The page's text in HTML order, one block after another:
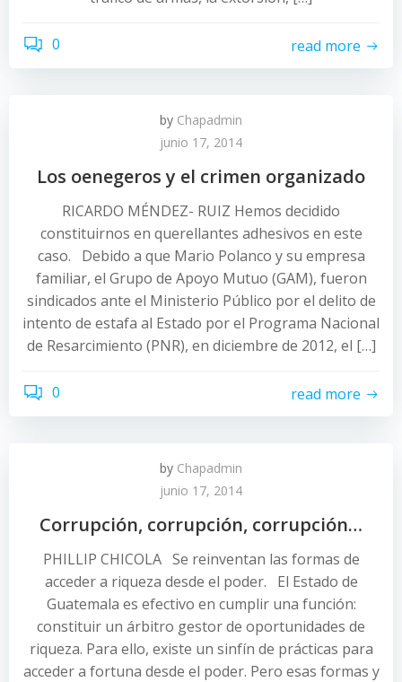
0 read more
by Chapadmin
junio 17, 2014
Los oenegeros y el crimen organizado
RICARDO MÉNDEZ- RUIZ Hemos decidido
constituirnos en querellantes adhesivos en este
caso. Debido a que Mario Polanco y su empresa
familiar, el Grupo de Apoyo Mutuo (GAM), fueron
sindicados ante el Ministerio Público por el delito de
intento de estafa al Estado por el Programa Nacional
de Resarcimiento (PNR), en diciembre de 2012, el […]
0 read more
by Chapadmin
junio 17, 2014
Corrupción, corrupción, corrupción…
PHILLIP CHICOLA Se reinventan las formas de
acceder a riqueza desde el poder. El Estado de
Guatemala es efectivo en cumplir una función:
constituir un árbitro gestor de oportunidades de
riqueza. Para ello, existe un sinfín de prácticas para
acceder a fortuna desde el poder. Pero esas formas y